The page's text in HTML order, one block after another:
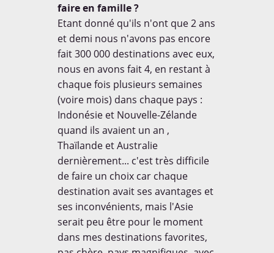
faire en famille ?
Etant donné qu'ils n'ont que 2 ans
et demi nous n'avons pas encore
fait 300 000 destinations avec eux,
nous en avons fait 4, en restant à
chaque fois plusieurs semaines
(voire mois) dans chaque pays :
Indonésie et Nouvelle-Zélande
quand ils avaient un an ,
Thaïlande et Australie
dernièrement... c'est très difficile
de faire un choix car chaque
destination avait ses avantages et
ses inconvénients, mais l'Asie
serait peu être pour le moment
dans mes destinations favorites,